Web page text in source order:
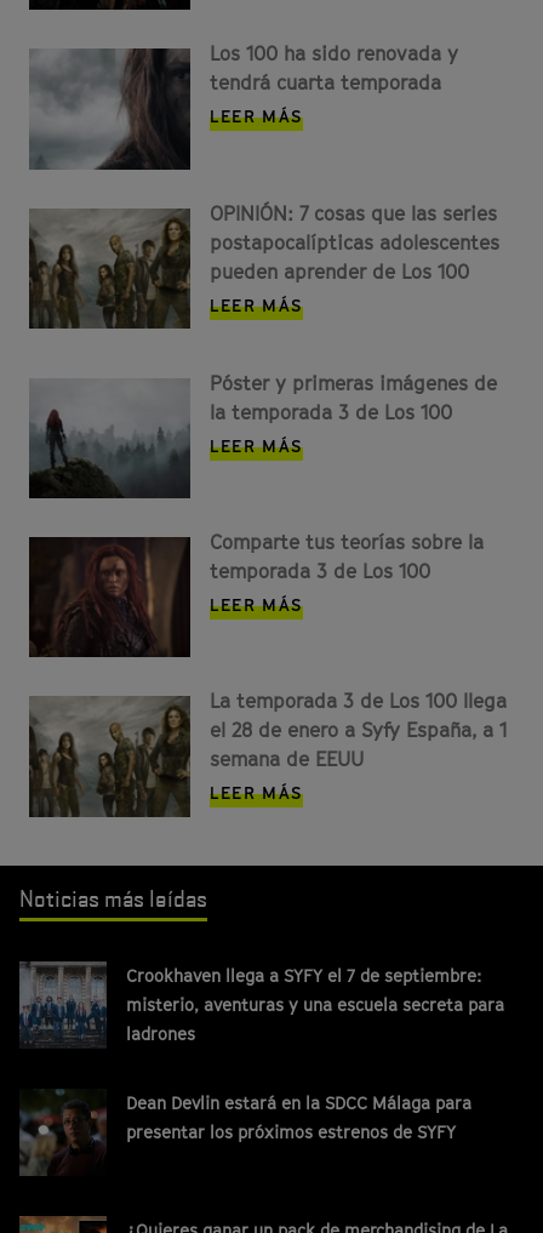
Los 100 ha sido renovada y
tendrá cuarta temporada
LEER MÁS
OPINIÓN: 7 cosas que las series
postapocalípticas adolescentes
pueden aprender de Los 100
LEER MÁS
Póster y primeras imágenes de
la temporada 3 de Los 100
LEER MÁS
Comparte tus teorías sobre la
temporada 3 de Los 100
LEER MÁS
La temporada 3 de Los 100 llega
el 28 de enero a Syfy España, a 1
semana de EEUU
LEER MÁS
Noticias más leídas
Crookhaven llega a SYFY el 7 de septiembre:
misterio, aventuras y una escuela secreta para
ladrones
Dean Devlin estará en la SDCC Málaga para
presentar los próximos estrenos de SYFY